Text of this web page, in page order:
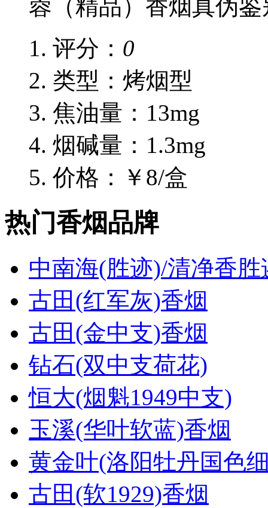
蓉（精品）香烟真伪
评分： 0
类型：烤烟型
焦油量：13mg
烟碱量：1.3mg
价格：￥8/盒
热门香烟品牌
中南海(胜迹)/清净香胜
古田(红军灰)香烟
古田(金中支)香烟
钻石(双中支荷花)
恒大(烟魁1949中支)
玉溪(华叶软蓝)香烟
黄金叶(洛阳牡丹国色
古田(软1929)香烟